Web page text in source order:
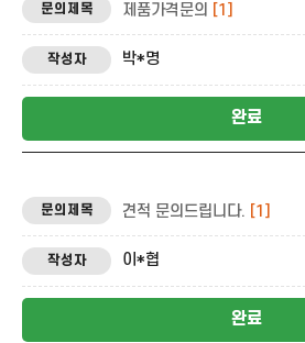
제품가격문의 [1]
박*명
완료
견적 문의드립니다. [1]
이*협
완료